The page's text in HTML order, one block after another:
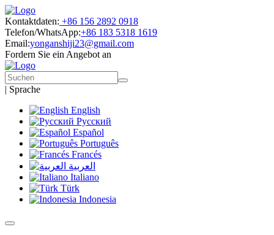
Kontaktdaten: +86 156 2892 0918
Telefon/WhatsApp:+86 183 5318 1619
Email:yonganshiji23@gmail.com
Fordern Sie ein Angebot an
| Sprache
English
Русский
Español
Português
Francés
العربية
Italiano
Türk
Indonesia